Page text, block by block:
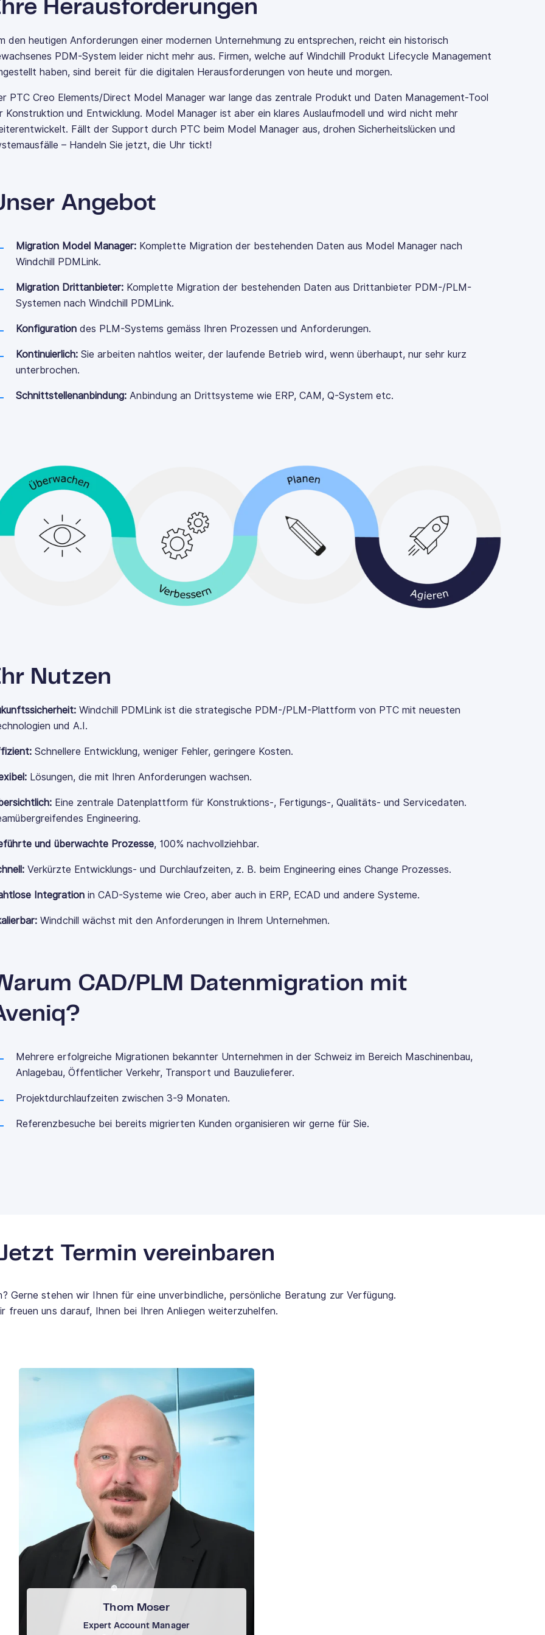
Herausforderungen
den heutigen Anforderungen einer modernen Unternehmung zu entsprechen, reicht ein historisch
PDM-System leider nicht mehr aus. Firmen, welche auf Windchill Produkt Lifecycle Management
haben, sind bereit für die digitalen Herausforderungen von heute und morgen.
PTC Creo Elements/Direct Model Manager war lange das zentrale Produkt und Daten Management-Tool
Konstruktion und Entwicklung. Model Manager ist aber ein klares Auslaufmodell und wird nicht mehr
Fällt der Support durch PTC beim Model Manager aus, drohen Sicherheitslücken und
– Handeln Sie jetzt, die Uhr tickt!
Angebot
Migration Model Manager: Komplette Migration der bestehenden Daten aus Model Manager nach
Windchill PDMLink.
Migration Drittanbieter: Komplette Migration der bestehenden Daten aus Drittanbieter PDM-/PLM-
Systemen nach Windchill PDMLink.
Konfiguration des PLM-Systems gemäss Ihren Prozessen und Anforderungen.
Kontinuierlich: Sie arbeiten nahtlos weiter, der laufende Betrieb wird, wenn überhaupt, nur sehr kurz
unterbrochen.
Schnittstellenanbindung: Anbindung an Drittsysteme wie ERP, CAM, Q-System etc.
Nutzen
Windchill PDMLink ist die strategische PDM-/PLM-Plattform von PTC mit neuesten
und A.I.
Schnellere Entwicklung, weniger Fehler, geringere Kosten.
Lösungen, die mit Ihren Anforderungen wachsen.
Eine zentrale Datenplattform für Konstruktions-, Fertigungs-, Qualitäts- und Servicedaten.
Engineering.
und überwachte Prozesse, 100% nachvollziehbar.
Verkürzte Entwicklungs- und Durchlaufzeiten, z. B. beim Engineering eines Change Prozesses.
Integration in CAD-Systeme wie Creo, aber auch in ERP, ECAD und andere Systeme.
Windchill wächst mit den Anforderungen in Ihrem Unternehmen.
CAD/PLM Datenmigration mit
Mehrere erfolgreiche Migrationen bekannter Unternehmen in der Schweiz im Bereich Maschinenbau,
Anlagebau, Öffentlicher Verkehr, Transport und Bauzulieferer.
Projektdurchlaufzeiten zwischen 3-9 Monaten.
Referenzbesuche bei bereits migrierten Kunden organisieren wir gerne für Sie.
Termin vereinbaren
Gerne stehen wir Ihnen für eine unverbindliche, persönliche Beratung zur Verfügung.
freuen uns darauf, Ihnen bei Ihren Anliegen weiterzuhelfen.
Termin buchen →
Thom Moser
Expert Account Manager